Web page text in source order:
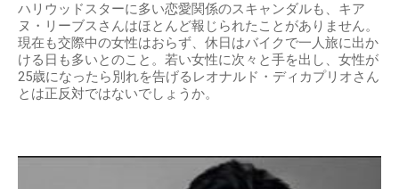
ハリウッドスターに多い恋愛関係のスキャンダルも、キア
ヌ・リーブスさんはほとんど報じられたことがありません。
現在も交際中の女性はおらず、休日はバイクで一人旅に出か
ける日も多いとのこと。若い女性に次々と手を出し、女性が
25歳になったら別れを告げるレオナルド・ディカプリオさん
とは正反対ではないでしょうか。